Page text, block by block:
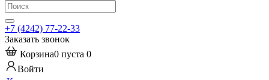
+7 (4242) 77-22-33
Заказать звонок
Корзина0 пуста 0
Войти